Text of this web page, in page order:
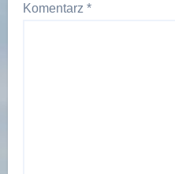
Komentarz *